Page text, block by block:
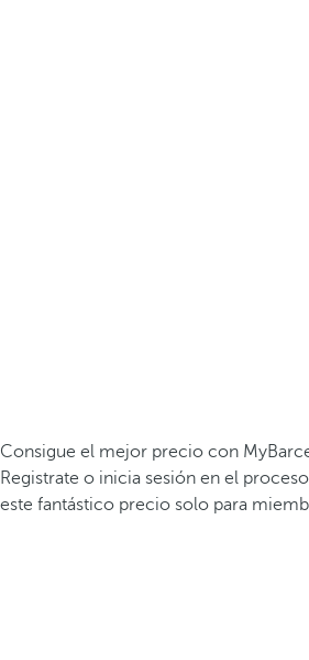
Consigue el mejor precio con
Registrate o inicia sesión en el
este fantástico precio solo para